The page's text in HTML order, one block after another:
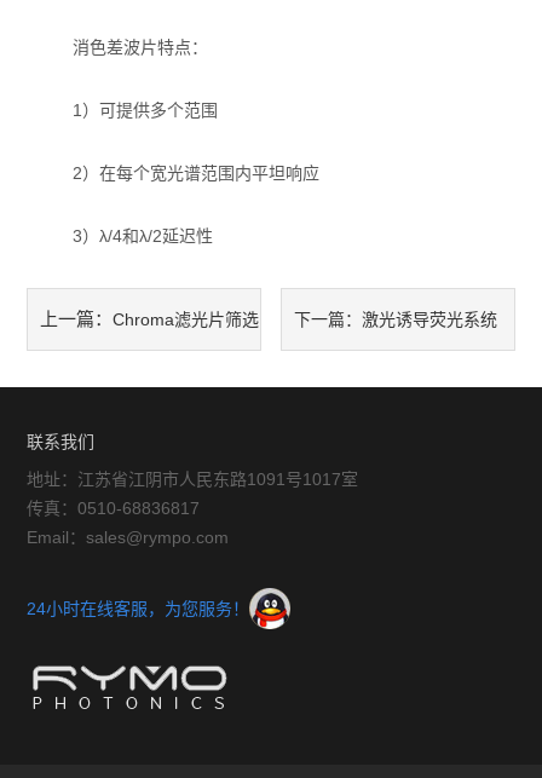
消色差波片特点：
1）可提供多个范围
2）在每个宽光谱范围内平坦响应
3）λ/4和λ/2延迟性
上一篇：Chroma滤光片筛选 下一篇： 激光诱导荧光系统
联系我们
地址：江苏省江阴市人民东路1091号1017室
传真：0510-68836817
Email：sales@rympo.com
24小时在线客服，为您服务！